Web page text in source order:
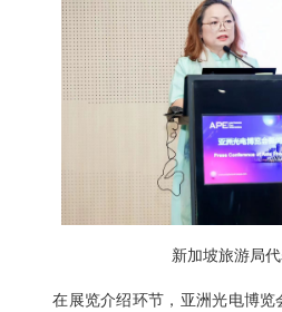
新加坡旅游局
在展览介绍环节， 亚洲光电博览